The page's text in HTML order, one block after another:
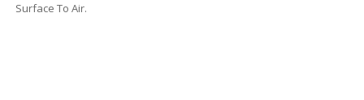
Surface To Air.